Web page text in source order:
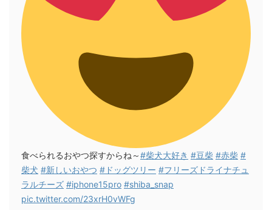
食べられるおやつ探すからね～#柴犬大好き #豆柴 #赤柴 #
柴犬 #新しいおやつ #ドッグツリー #フリーズドライナチュ
ラルチーズ #iphone15pro #shiba_snap
pic.twitter.com/23xrH0vWFg